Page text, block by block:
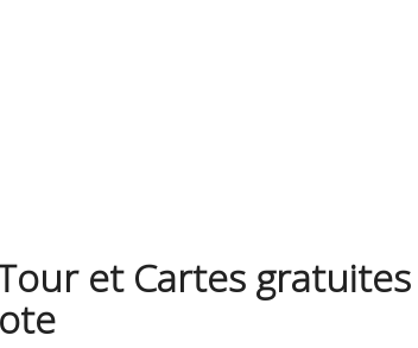
et Cartes